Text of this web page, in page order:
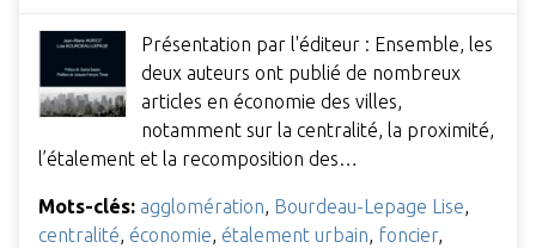
Présentation par l'éditeur : Ensemble, les
deux auteurs ont publié de nombreux
articles en économie des villes,
notamment sur la centralité, la proximité,
l’étalement et la recomposition des…
Mots-clés: agglomération, Bourdeau-Lepage Lise,
centralité, économie, étalement urbain, foncier,